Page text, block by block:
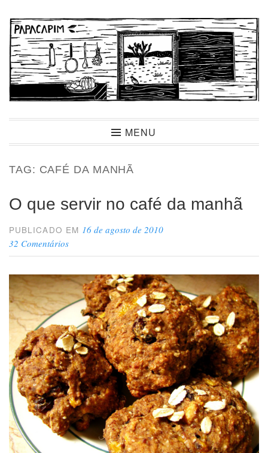
para
conteúdo
PapacapimMENU
TAG: CAFÉ DA MANHÃ
O que servir no café da manhã
PUBLICADO EM 16 de agosto de 2010
32 Comentários